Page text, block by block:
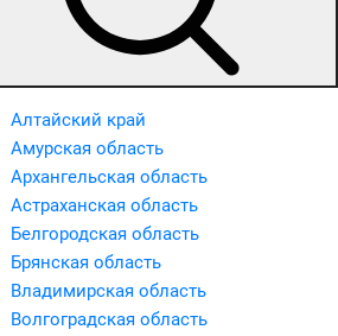
Алтайский край
Амурская область
Архангельская область
Астраханская область
Белгородская область
Брянская область
Владимирская область
Волгоградская область